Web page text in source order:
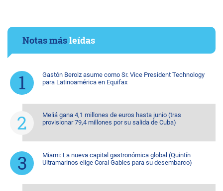
Notas másleídas
Gastón Beroiz asume como Sr. Vice President Technology
para Latinoamérica en Equifax
Meliá gana 4,1 millones de euros hasta junio (tras
provisionar 79,4 millones por su salida de Cuba)
Miami: La nueva capital gastronómica global (Quintín
Ultramarinos elige Coral Gables para su desembarco)